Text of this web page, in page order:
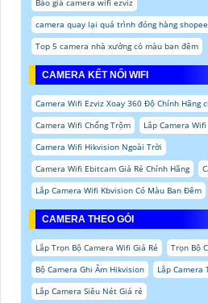
Báo giá camera wifi ezviz
camera quay lại quá trình đóng hàng
Top 5 camera nhà xưởng có màu ban đêm
CAMERA KẾT NỐI WIFI
Camera Wifi Ezviz Xoay 360 Độ Chính Hãng
Camera Wifi Chống Trộm
Lắp Camera
Camera Wifi Hikvision Ngoài Trời
Camera Wifi Ebitcam Giá Rẻ Chính Hãng
Lắp Camera Wifi Kbvision Có Màu Ban Đêm
CAMERA THEO GÓI
Lắp Trọn Bộ Camera Wifi Giá Rẻ
Trọn Bộ
Bộ Camera Ghi Âm Hikvision
Lắp Camera
Lắp Camera Siêu Nét Giá rẻ